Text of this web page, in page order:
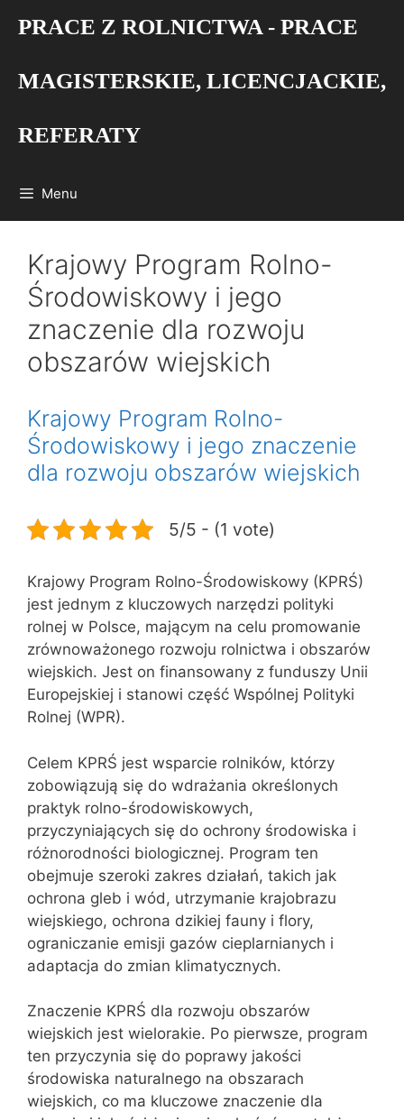
PRACE Z ROLNICTWA - PRACE
MAGISTERSKIE, LICENCJACKIE,
REFERATY
Menu
Krajowy Program Rolno-
Środowiskowy i jego
znaczenie dla rozwoju
obszarów wiejskich
Krajowy Program Rolno-
Środowiskowy i jego znaczenie
dla rozwoju obszarów wiejskich
5/5 - (1 vote)
Krajowy Program Rolno-Środowiskowy (KPRŚ)
jest jednym z kluczowych narzędzi polityki
rolnej w Polsce, mającym na celu promowanie
zrównoważonego rozwoju rolnictwa i obszarów
wiejskich. Jest on finansowany z funduszy Unii
Europejskiej i stanowi część Wspólnej Polityki
Rolnej (WPR).
Celem KPRŚ jest wsparcie rolników, którzy
zobowiązują się do wdrażania określonych
praktyk rolno-środowiskowych,
przyczyniających się do ochrony środowiska i
różnorodności biologicznej. Program ten
obejmuje szeroki zakres działań, takich jak
ochrona gleb i wód, utrzymanie krajobrazu
wiejskiego, ochrona dzikiej fauny i flory,
ograniczanie emisji gazów cieplarnianych i
adaptacja do zmian klimatycznych.
Znaczenie KPRŚ dla rozwoju obszarów
wiejskich jest wielorakie. Po pierwsze, program
ten przyczynia się do poprawy jakości
środowiska naturalnego na obszarach
wiejskich, co ma kluczowe znaczenie dla